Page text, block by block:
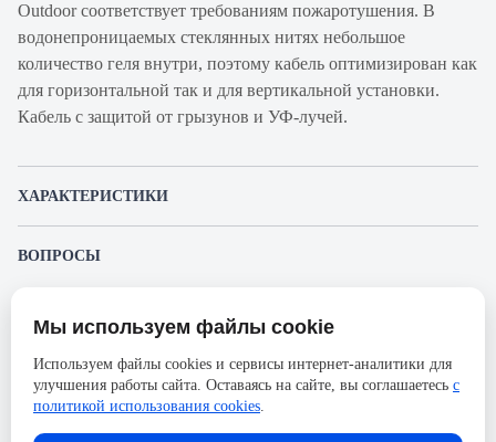
Outdoor соответствует требованиям пожаротушения. В
водонепроницаемых стеклянных нитях небольшое
количество геля внутри, поэтому кабель оптимизирован как
для горизонтальной так и для вертикальной установки.
Кабель с защитой от грызунов и УФ-лучей.
ХАРАКТЕРИСТИКИ
Производитель
Nexans
Серия
Оболочка
PE
ВОПРОСЫ
Пожалуйста, авторизуйтесь, чтобы иметь
возможность оставлять вопросы.
Представленные изображения и характеристики могут отличаться от реального
без предварительного уведомления. Компания АйДистрибьют не несёт
ответственности в случае не соответствия текущей модели товаров фотографиям,
размещённым в карточке товара.
Мы используем файлы cookie
Используем файлы cookies и сервисы интернет-аналитики для
улучшения работы сайта. Оставаясь на сайте, вы соглашаетесь с
политикой использования cookies.